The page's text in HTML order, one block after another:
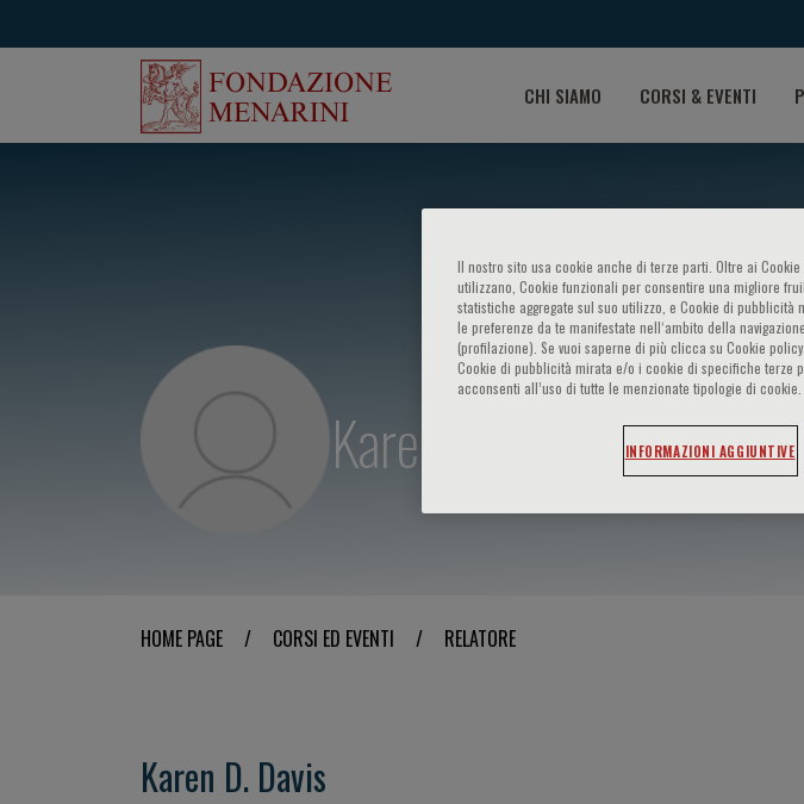
CHI SIAMO CORSI & EVENTI
Karen D. Davis
HOME PAGE / CORSI ED EVENTI / RELATORE
Karen D. Davis
Il nostro sito usa cookie anche di terze parti. Oltre ai
utilizzano, Cookie funzionali per consentire una migliore
statistiche aggregate sul suo utilizzo, e Cookie di
le preferenze da te manifestate nell‘ambito della
(profilazione). Se vuoi saperne di più clicca su Cookie
Cookie di pubblicità mirata e/o i cookie di specifiche terze
acconsenti all’uso di tutte le menzionate tipologie di cookie.
INFORMAZIONI AGGIUNTIVE